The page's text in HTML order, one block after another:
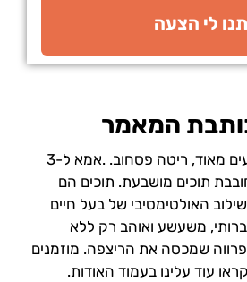
תנו לי הצעה
המאמר
נעים מאוד, ריטה פסחוב. .אמא ל-3
תוכים מושבעת. תוכים הם
האולטימטיבי של בעל חיים
משעשע ואוהב רק ללא
שמכסה את הריצפה. מוזמנים
עוד עלינו בעמוד האודות.